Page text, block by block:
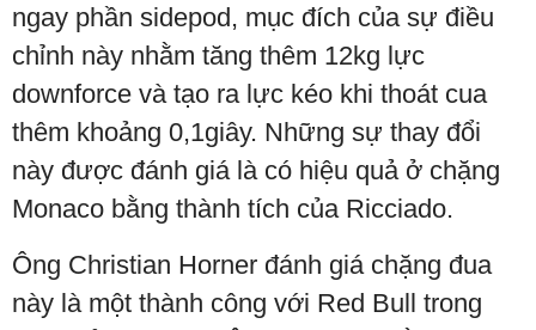
ngay phần sidepod, mục đích của sự điều
chỉnh này nhằm tăng thêm 12kg lực
downforce và tạo ra lực kéo khi thoát cua
thêm khoảng 0,1giây. Những sự thay đổi
này được đánh giá là có hiệu quả ở chặng
Monaco bằng thành tích của Ricciado.
Ông Christian Horner đánh giá chặng đua
này là một thành công với Red Bull trong